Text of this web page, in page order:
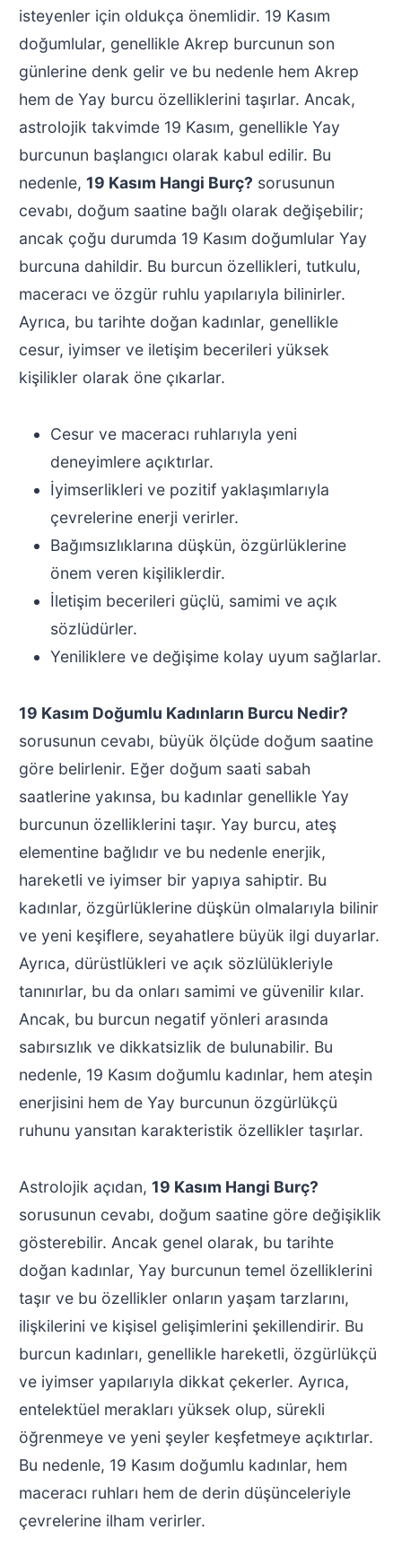
isteyenler için oldukça önemlidir. 19 Kasım
doğumlular, genellikle Akrep burcunun son
günlerine denk gelir ve bu nedenle hem Akrep
hem de Yay burcu özelliklerini taşırlar. Ancak,
astrolojik takvimde 19 Kasım, genellikle Yay
burcunun başlangıcı olarak kabul edilir. Bu
nedenle, 19 Kasım Hangi Burç? sorusunun
cevabı, doğum saatine bağlı olarak değişebilir;
ancak çoğu durumda 19 Kasım doğumlular Yay
burcuna dahildir. Bu burcun özellikleri, tutkulu,
maceracı ve özgür ruhlu yapılarıyla bilinirler.
Ayrıca, bu tarihte doğan kadınlar, genellikle
cesur, iyimser ve iletişim becerileri yüksek
kişilikler olarak öne çıkarlar.
Cesur ve maceracı ruhlarıyla yeni
deneyimlere açıktırlar.
İyimserlikleri ve pozitif yaklaşımlarıyla
çevrelerine enerji verirler.
Bağımsızlıklarına düşkün, özgürlüklerine
önem veren kişiliklerdir.
İletişim becerileri güçlü, samimi ve açık
sözlüdürler.
Yeniliklere ve değişime kolay uyum sağlarlar.
19 Kasım Doğumlu Kadınların Burcu Nedir?
sorusunun cevabı, büyük ölçüde doğum saatine
göre belirlenir. Eğer doğum saati sabah
saatlerine yakınsa, bu kadınlar genellikle Yay
burcunun özelliklerini taşır. Yay burcu, ateş
elementine bağlıdır ve bu nedenle enerjik,
hareketli ve iyimser bir yapıya sahiptir. Bu
kadınlar, özgürlüklerine düşkün olmalarıyla bilinir
ve yeni keşiflere, seyahatlere büyük ilgi duyarlar.
Ayrıca, dürüstlükleri ve açık sözlülükleriyle
tanınırlar, bu da onları samimi ve güvenilir kılar.
Ancak, bu burcun negatif yönleri arasında
sabırsızlık ve dikkatsizlik de bulunabilir. Bu
nedenle, 19 Kasım doğumlu kadınlar, hem ateşin
enerjisini hem de Yay burcunun özgürlükçü
ruhunu yansıtan karakteristik özellikler taşırlar.
Astrolojik açıdan, 19 Kasım Hangi Burç?
sorusunun cevabı, doğum saatine göre değişiklik
gösterebilir. Ancak genel olarak, bu tarihte
doğan kadınlar, Yay burcunun temel özelliklerini
taşır ve bu özellikler onların yaşam tarzlarını,
ilişkilerini ve kişisel gelişimlerini şekillendirir. Bu
burcun kadınları, genellikle hareketli, özgürlükçü
ve iyimser yapılarıyla dikkat çekerler. Ayrıca,
entelektüel merakları yüksek olup, sürekli
öğrenmeye ve yeni şeyler keşfetmeye açıktırlar.
Bu nedenle, 19 Kasım doğumlu kadınlar, hem
maceracı ruhları hem de derin düşünceleriyle
çevrelerine ilham verirler.